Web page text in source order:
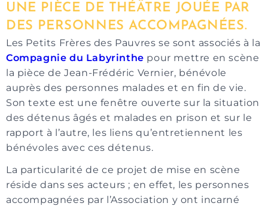
UNE PIÈCE DE THÉÂTRE JOUÉE PAR
DES PERSONNES ACCOMPAGNÉES.
Les Petits Frères des Pauvres se sont associés à la
Compagnie du Labyrinthe pour mettre en scène
la pièce de Jean-Frédéric Vernier, bénévole
auprès des personnes malades et en fin de vie.
Son texte est une fenêtre ouverte sur la situation
des détenus âgés et malades en prison et sur le
rapport à l’autre, les liens qu’entretiennent les
bénévoles avec ces détenus.
La particularité de ce projet de mise en scène
réside dans ses acteurs ; en effet, les personnes
accompagnées par l’Association y ont incarné